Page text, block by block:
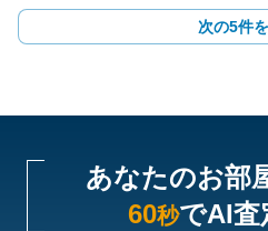
次の5件
あなたのお部
60秒でAI査